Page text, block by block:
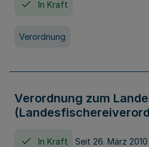
In Kraft
Verordnung
Verordnung zum
In Kraft Seit 26. März 2010